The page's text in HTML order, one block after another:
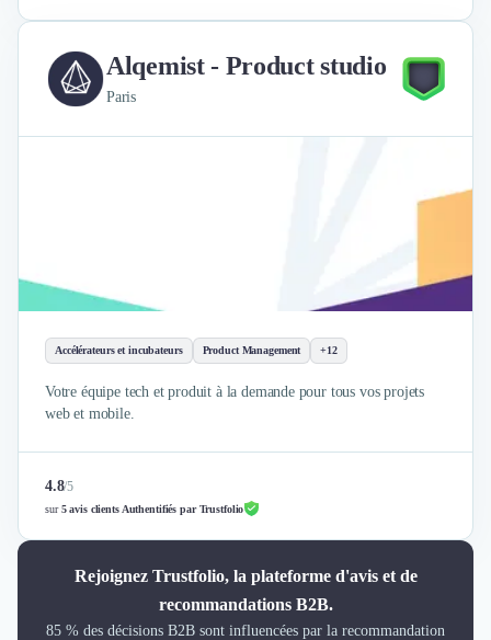
Alqemist - Product studio
Paris
Accélérateurs et incubateurs Product Management +12
Votre équipe tech et produit à la demande pour tous vos projets
web et mobile.
4.8/5
sur5 avis clients Authentifiés par Trustfolio
Rejoignez Trustfolio, la plateforme d'avis et de
recommandations B2B.
85 % des décisions B2B sont influencées par la recommandation